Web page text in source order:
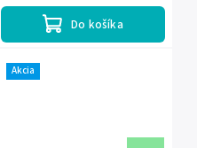
Do košíka
Akcia